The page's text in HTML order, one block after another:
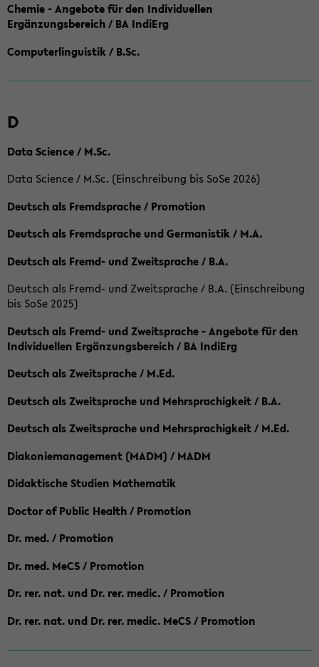
Chemie - Angebote für den Individuellen
Ergänzungsbereich / BA IndiErg
Computerlinguistik / B.Sc.
D
Data Science / M.Sc.
Data Science / M.Sc. (Einschreibung bis SoSe 2026)
Deutsch als Fremdsprache / Promotion
Deutsch als Fremdsprache und Germanistik / M.A.
Deutsch als Fremd- und Zweitsprache / B.A.
Deutsch als Fremd- und Zweitsprache / B.A. (Einschreibung
bis SoSe 2025)
Deutsch als Fremd- und Zweitsprache - Angebote für den
Individuellen Ergänzungsbereich / BA IndiErg
Deutsch als Zweitsprache / M.Ed.
Deutsch als Zweitsprache und Mehrsprachigkeit / B.A.
Deutsch als Zweitsprache und Mehrsprachigkeit / M.Ed.
Diakoniemanagement (MADM) / MADM
Didaktische Studien Mathematik
Doctor of Public Health / Promotion
Dr. med. / Promotion
Dr. med. MeCS / Promotion
Dr. rer. nat. und Dr. rer. medic. / Promotion
Dr. rer. nat. und Dr. rer. medic. MeCS / Promotion